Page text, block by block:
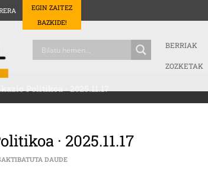
EGIN ZAITEZ
BAZKIDE!
BERRIAK
ZOZKETAK
Politikoa · 2025.11.17
· 2025.11.17
DAUDEANER ANSORENA · KOMUNIKAZIO